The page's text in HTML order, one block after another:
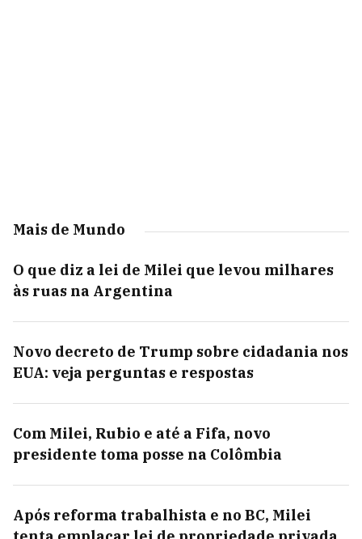
Mais de Mundo
O que diz a lei de Milei que levou milhares
às ruas na Argentina
Novo decreto de Trump sobre cidadania nos
EUA: veja perguntas e respostas
Com Milei, Rubio e até a Fifa, novo
presidente toma posse na Colômbia
Após reforma trabalhista e no BC, Milei